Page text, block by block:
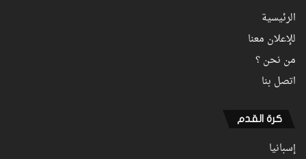
الرئيسية
للإعلان معنا
من نحن ؟
اتصل بنا
كرة القدم
إسبانيا